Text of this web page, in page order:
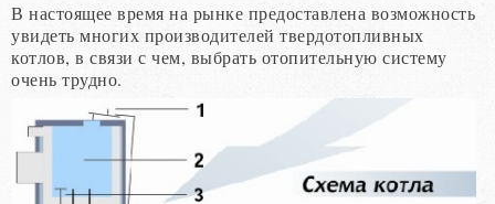
В настоящее время на рынке предоставлена возможность
увидеть многих производителей твердотопливных
котлов, в связи с чем, выбрать отопительную систему
очень трудно.